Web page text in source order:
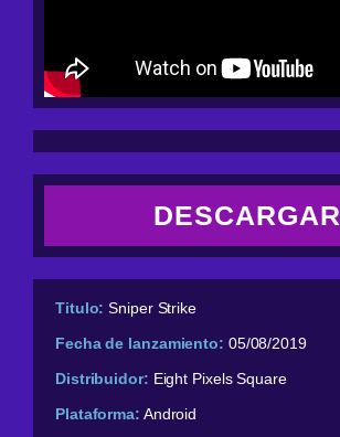
DESCARGAR
Titulo: Sniper Strike
Fecha de lanzamiento: 05/08/2019
Distribuidor: Eight Pixels Square
Plataforma: Android